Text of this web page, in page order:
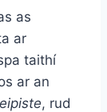
as
ar
taithí
ar an
, rud